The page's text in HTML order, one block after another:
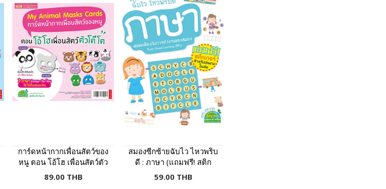
การ์ดหน้ากากเพื่อนสัตว์ของ
หนู ตอน โอ้โฮ เพื่อนสัตว์ตัว
โต๊โต
89.00 THB
สมองซีกซ้ายฉับไว ไหวพริบ
ดี : ภาษา (แถมฟรี! สติก
เกอร์)
59.00 THB